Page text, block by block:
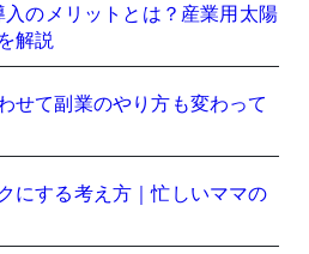
のメリットとは？産業用太陽
解説
せて副業のやり方も変わって
にする考え方｜忙しいママの